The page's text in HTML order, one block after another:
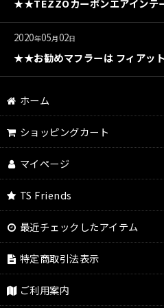
★★TEZZOカーボンエアインテ
2020年05月02日
★★お勧めマフラーは フィアッ
ホーム
ショッピングカート
マイページ
TS Friends
最近チェックしたアイテム
特定商取引法表示
ご利用案内